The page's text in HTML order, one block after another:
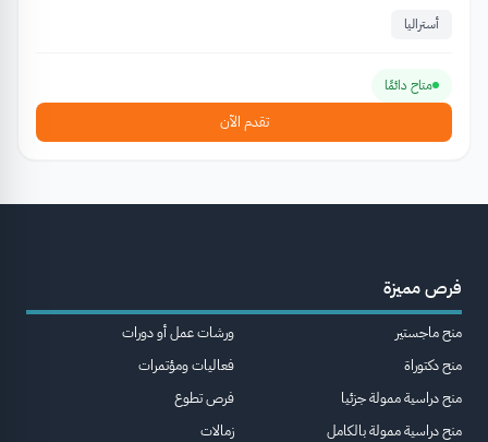
أستراليا
متاح دائمًا
تقدم الآن
فرص مميزة
منح ماجستير
منح دكتوراة
منح دراسية ممولة جزئيا
منح دراسية ممولة بالكامل
ورشات عمل أو دورات
فعاليات ومؤتمرات
فرص تطوع
زمالات